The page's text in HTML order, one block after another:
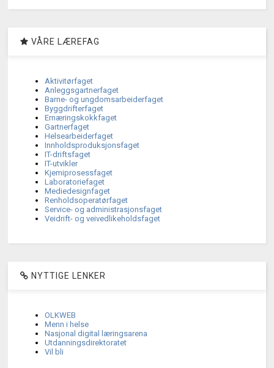
VÅRE LÆREFAG
Aktivitørfaget
Anleggsgartnerfaget
Barne- og ungdomsarbeiderfaget
Byggdrifterfaget
Ernæringskokkfaget
Gartnerfaget
Helsearbeiderfaget
Innholdsproduksjonsfaget
IT-driftsfaget
IT-utvikler
Kjemiprosessfaget
Laboratoriefaget
Mediedesignfaget
Renholdsoperatørfaget
Service- og administrasjonsfaget
Veidrift- og veivedlikeholdsfaget
NYTTIGE LENKER
OLKWEB
Menn i helse
Nasjonal digital læringsarena
Utdanningsdirektoratet
Vil bli